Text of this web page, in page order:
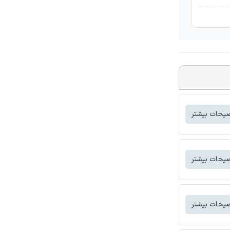
بیشتر
بیشتر
بیشتر